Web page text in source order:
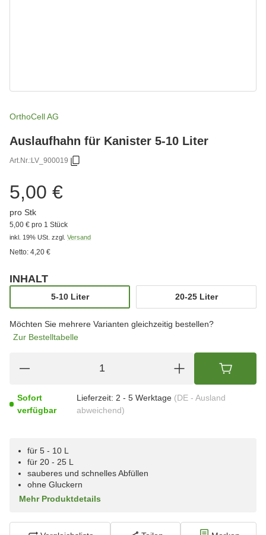
OrthoCell AG
Auslaufhahn für Kanister 5-10 Liter
Art.Nr.:LV_900019
5,00 €
pro Stk
5,00 € pro 1 Stück
inkl. 19% USt. zzgl. Versand
Netto: 4,20 €
INHALT
5-10 Liter
5-10 Liter
20-25 Liter
20-25 Liter
Möchten Sie mehrere Varianten gleichzeitig bestellen?
Zur Bestelltabelle
Sofort
verfügbar
Lieferzeit: 2 - 5 Werktage (DE - Ausland
abweichend)
für 5 - 10 L
für 20 - 25 L
sauberes und schnelles Abfüllen
ohne Gluckern
Mehr Produktdetails